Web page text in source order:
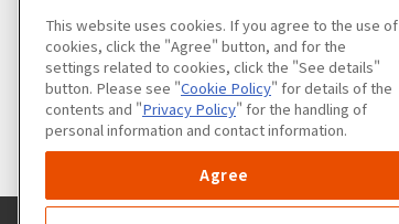
This website uses cookies. If you agree to the use of
cookies, click the "Agree" button, and for the
settings related to cookies, click the "See details"
button. Please see "Cookie Policy" for details of the
contents and "Privacy Policy" for the handling of
personal information and contact information.
Agree